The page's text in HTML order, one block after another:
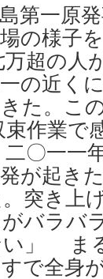
第一原
の様子
万超の人
の近く
た。こ
束作業
〇一一
が起き
突き上
バラ
」 ま
で全身